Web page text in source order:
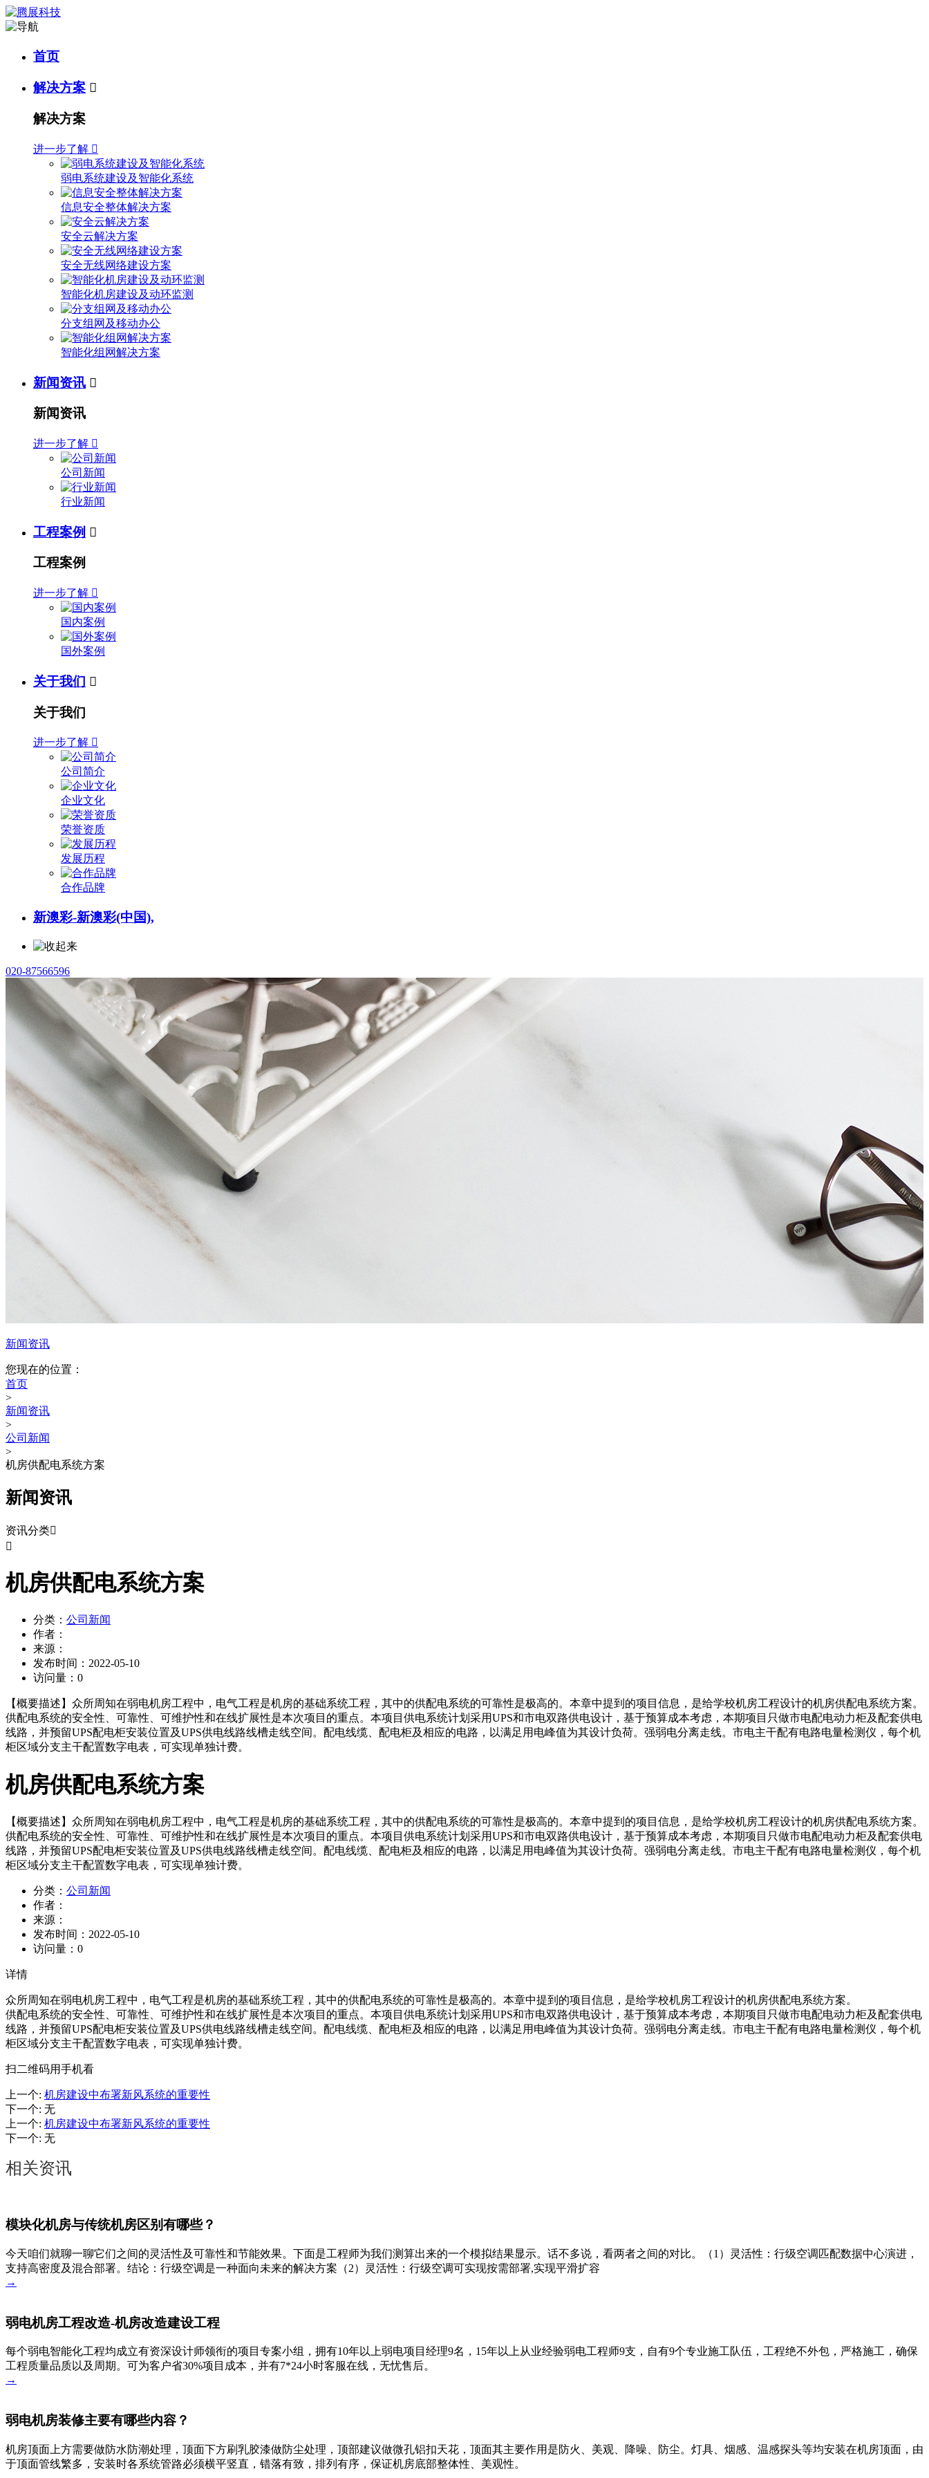
首页
解决方案 
解决方案
进一步了解 
弱电系统建设及智能化系统
信息安全整体解决方案
安全云解决方案
安全无线网络建设方案
智能化机房建设及动环监测
分支组网及移动办公
智能化组网解决方案
新闻资讯 
新闻资讯
进一步了解 
公司新闻
行业新闻
工程案例 
工程案例
进一步了解 
国内案例
国外案例
关于我们 
关于我们
进一步了解 
公司简介
企业文化
荣誉资质
发展历程
合作品牌
新澳彩-新澳彩(中国),
020-87566596
新闻资讯
您现在的位置：
首页
>
新闻资讯
>
公司新闻
>
机房供配电系统方案
新闻资讯
资讯分类

机房供配电系统方案
分类： 公司新闻
作者：
来源：
发布时间： 2022-05-10
访问量： 0
【概要描述】 众所周知在弱电机房工程中，电气工程是机房的基础系统工程，其中的供配电系统的可靠性是极高的。本章中提到的项目信息，是给学校机房工程设计的机房供配电系统方案。
供配电系统的安全性、可靠性、可维护性和在线扩展性是本次项目的重点。本项目供电系统计划采用UPS和市电双路供电设计，基于预算成本考虑，本期项目只做市电配电动力柜及配套供电
线路，并预留UPS配电柜安装位置及UPS供电线路线槽走线空间。配电线缆、配电柜及相应的电路，以满足用电峰值为其设计负荷。强弱电分离走线。市电主干配有电路电量检测仪，每个机
柜区域分支主干配置数字电表，可实现单独计费。
机房供配电系统方案
【概要描述】 众所周知在弱电机房工程中，电气工程是机房的基础系统工程，其中的供配电系统的可靠性是极高的。本章中提到的项目信息，是给学校机房工程设计的机房供配电系统方案。
供配电系统的安全性、可靠性、可维护性和在线扩展性是本次项目的重点。本项目供电系统计划采用UPS和市电双路供电设计，基于预算成本考虑，本期项目只做市电配电动力柜及配套供电
线路，并预留UPS配电柜安装位置及UPS供电线路线槽走线空间。配电线缆、配电柜及相应的电路，以满足用电峰值为其设计负荷。强弱电分离走线。市电主干配有电路电量检测仪，每个机
柜区域分支主干配置数字电表，可实现单独计费。
分类： 公司新闻
作者：
来源：
发布时间： 2022-05-10
访问量： 0
详情
众所周知在弱电机房工程中，电气工程是机房的基础系统工程，其中的供配电系统的可靠性是极高的。本章中提到的项目信息，是给学校机房工程设计的机房供配电系统方案。
供配电系统的安全性、可靠性、可维护性和在线扩展性是本次项目的重点。本项目供电系统计划采用UPS和市电双路供电设计，基于预算成本考虑，本期项目只做市电配电动力柜及配套供电
线路，并预留UPS配电柜安装位置及UPS供电线路线槽走线空间。配电线缆、配电柜及相应的电路，以满足用电峰值为其设计负荷。强弱电分离走线。市电主干配有电路电量检测仪，每个机
柜区域分支主干配置数字电表，可实现单独计费。
扫二维码用手机看
上一个: 机房建设中布署新风系统的重要性
下一个: 无
上一个: 机房建设中布署新风系统的重要性
下一个: 无
相关资讯
模块化机房与传统机房区别有哪些？
今天咱们就聊一聊它们之间的灵活性及可靠性和节能效果。下面是工程师为我们测算出来的一个模拟结果显示。话不多说，看两者之间的对比。（1）灵活性：行级空调匹配数据中心演进，
支持高密度及混合部署。结论：行级空调是一种面向未来的解决方案（2）灵活性：行级空调可实现按需部署,实现平滑扩容
→
弱电机房工程改造-机房改造建设工程
每个弱电智能化工程均成立有资深设计师领衔的项目专案小组，拥有10年以上弱电项目经理9名，15年以上从业经验弱电工程师9支，自有9个专业施工队伍，工程绝不外包，严格施工，确保
工程质量品质以及周期。可为客户省30%项目成本，并有7*24小时客服在线，无忧售后。
→
弱电机房装修主要有哪些内容？
机房顶面上方需要做防水防潮处理，顶面下方刷乳胶漆做防尘处理，顶部建议做微孔铝扣天花，顶面其主要作用是防火、美观、降噪、防尘。灯具、烟感、温感探头等均安装在机房顶面，由
于顶面管线繁多，安装时各系统管路必须横平竖直，错落有致，排列有序，保证机房底部整体性、美观性。